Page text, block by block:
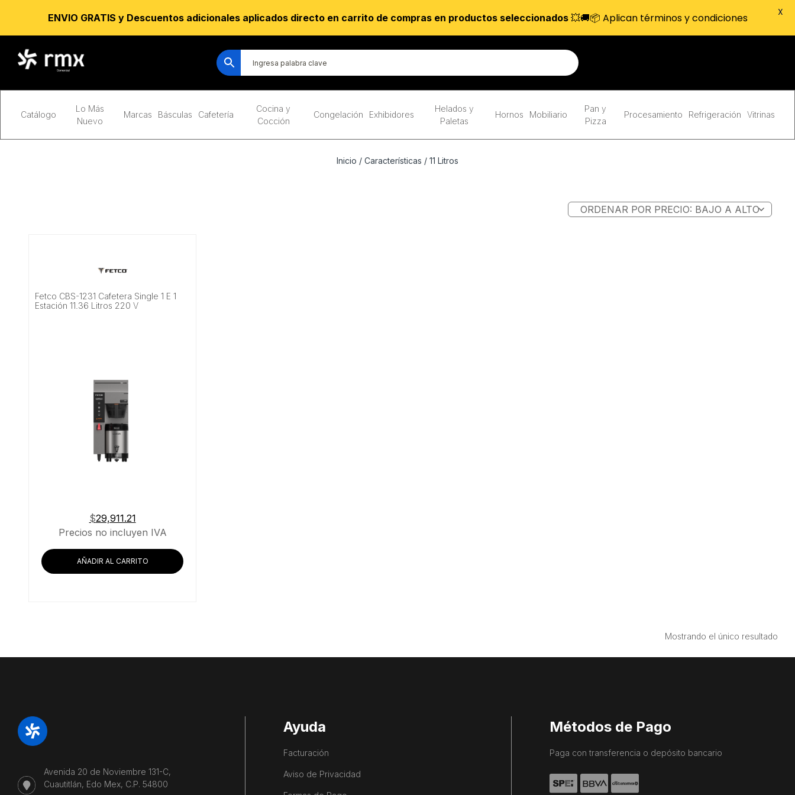
Catálogo
Lo Más
Nuevo
Marcas Básculas Cafetería
Cocina y
Cocción
Congelación Exhibidores
Helados y
Paletas
Hornos Mobiliario
Pan y
Pizza
Procesamiento Refrigeración Vitrinas
Inicio / Características / 11 Litros
Fetco CBS-1231 Cafetera Single 1 E 1
Estación 11.36 Litros 220 V
$29,911.21
Precios no incluyen IVA
AÑADIR AL CARRITO
Mostrando el único resultado
Avenida 20 de Noviembre 131-C,
Cuautitlán, Edo Mex, C.P. 54800
Ayuda
Facturación
Aviso de Privacidad
Métodos de Pago
Paga con transferencia o depósito bancario
ENVIO GRATIS y Descuentos adicionales aplicados directo en carrito de compras en productos seleccionados💥🚚📦 Aplican términos y condiciones X